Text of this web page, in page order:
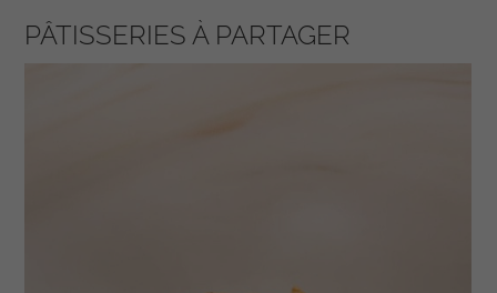
PÂTISSERIES À PARTAGER